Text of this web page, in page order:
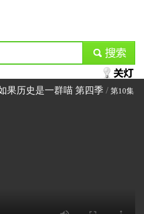
submit
果历史是一群喵 第四季 / 第10集